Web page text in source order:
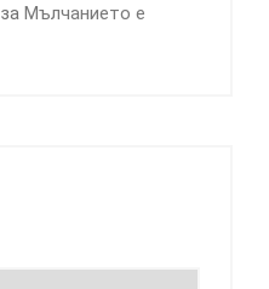
за Мълчанието е